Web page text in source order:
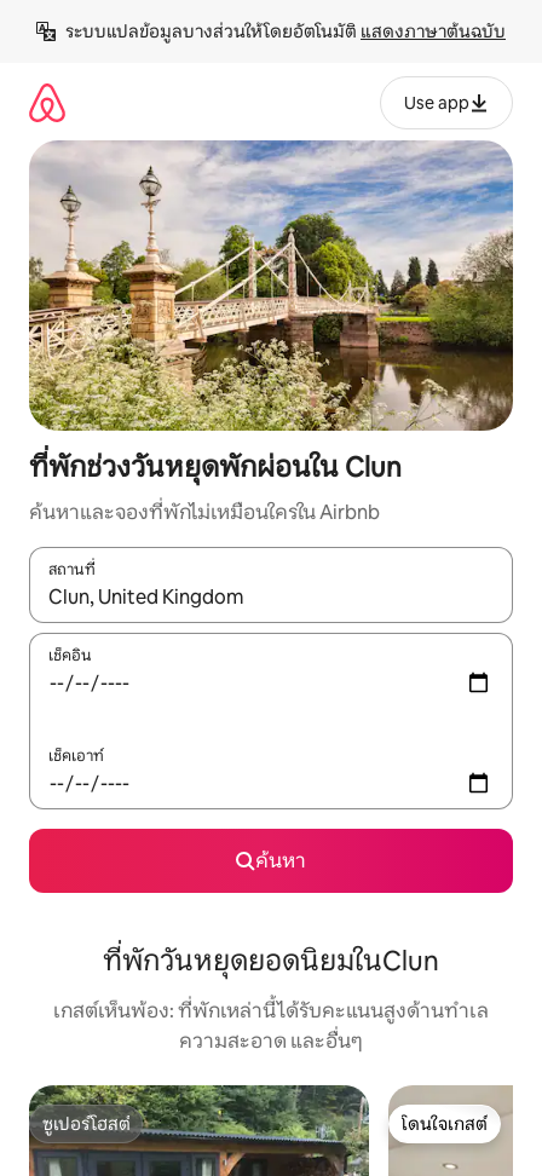
เนื้อหา
ระบบแปลข้อมูลบางส่วนให้โดยอัตโนมัติ แสดงภาษาต้นฉบับ
Use app
ที่พักช่วงวันหยุดพักผ่อนใน Clun
ค้นหาและจองที่พักไม่เหมือนใครใน Airbnb
สถานที่
ใช้ลูกศรขึ้นลง หรือใช้การสัมผัสหรือปัด เพื่อสำรวจผลการค้นหา
เช็คอิน
เช็คเอาท์
ค้นหา
ที่พักวันหยุดยอดนิยมในClun
เกสต์เห็นพ้อง: ที่พักเหล่านี้ได้รับคะแนนสูงด้านทำเล
ความสะอาด และอื่นๆ
ซูเปอร์โฮสต์
ซูเปอร์โฮสต์
โดนใจเกสต์
โดนใจเกสต์